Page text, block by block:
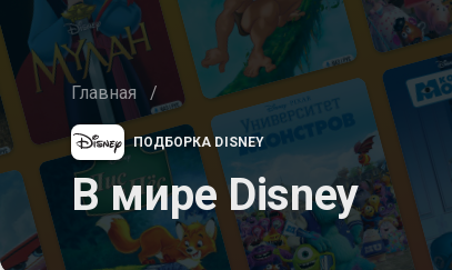
Главная /
ПОДБОРКА DISNEY
В мире Disney